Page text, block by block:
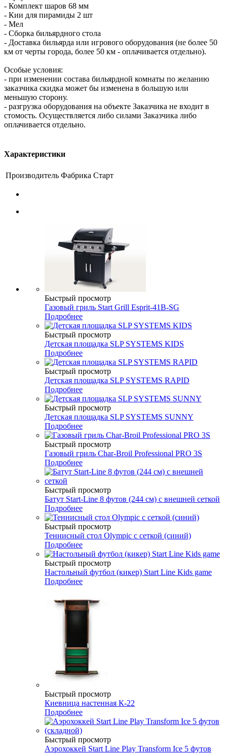
- Комплект шаров 68 мм
- Кии для пирамиды 2 шт
- Мел
- Сборка бильярдного стола
- Доставка бильярда или игрового оборудования (не более 50
км от черты города, более 50 км - оплачивается отдельно).
Особые условия:
- при изменении состава бильярдной комнаты по желанию
заказчика скидка может бы изменена в большую или
меньшую сторону.
- разгрузка оборудования на объекте Заказчика не входит в
стомость. Осуществляется либо силами Заказчика либо
оплачивается отдельно.
Характеристики
Производитель Фабрика Старт
Быстрый просмотр
Газовый гриль Start Grill Esprit-41B-SG
Подробнее
Быстрый просмотр
Детская площадка SLP SYSTEMS KIDS
Подробнее
Быстрый просмотр
Детская площадка SLP SYSTEMS RAPID
Подробнее
Быстрый просмотр
Детская площадка SLP SYSTEMS SUNNY
Подробнее
Быстрый просмотр
Газовый гриль Char-Broil Professional PRO 3S
Подробнее
Быстрый просмотр
Батут Start-Line 8 футов (244 см) с внешней сеткой
Подробнее
Быстрый просмотр
Теннисный стол Olympic с сеткой (синий)
Подробнее
Быстрый просмотр
Настольный футбол (кикер) Start Line Kids game
Подробнее
Быстрый просмотр
Киевница настенная К-22
Подробнее
Быстрый просмотр
Аэрохоккей Start Line Play Transform Ice 5 футов